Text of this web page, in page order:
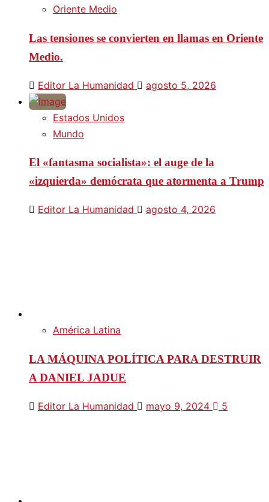
Oriente Medio
Las tensiones se convierten en llamas en Oriente
Medio.
Editor La Humanidad agosto 5, 2026
Estados Unidos
Mundo
El «fantasma socialista»: el auge de la
«izquierda» demócrata que atormenta a Trump
Editor La Humanidad agosto 4, 2026
América Latina
LA MÁQUINA POLÍTICA PARA DESTRUIR
A DANIEL JADUE
Editor La Humanidad mayo 9, 2024 5